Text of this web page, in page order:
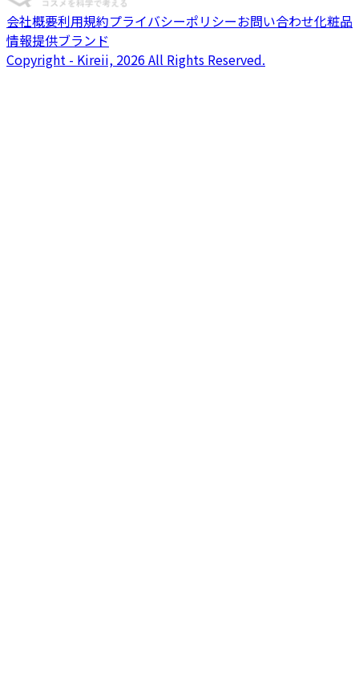
会社概要利用規約プライバシーポリシーお問い合わせ化粧品
情報提供ブランド
Copyright - Kireii, 2026 All Rights Reserved.